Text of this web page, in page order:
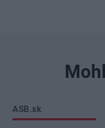
ASB.sk